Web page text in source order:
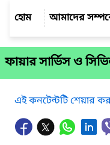
আমাদের
ফায়ার সার্ভিস ও
এই কনটেন্টটি শেয়ার